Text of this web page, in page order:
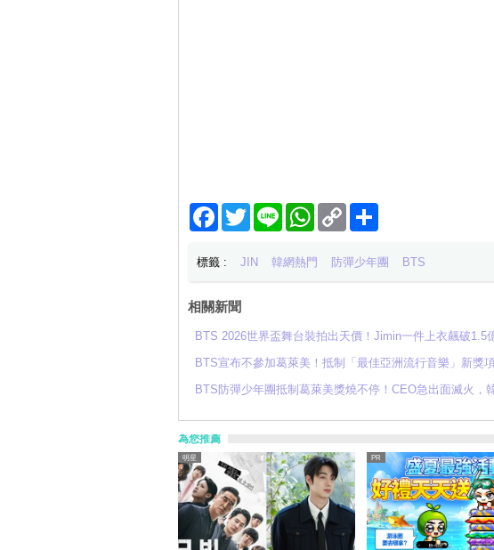
Facebook
TwitterLine WhatsApp
Copy
Link
分
標籤 : JIN 韓網熱門 防彈少年團 BTS
相關新聞
BTS 2026世界盃舞台裝拍出天價！Jimin一件上衣飆破1.5
BTS宣布不參加葛萊美！抵制「最佳亞洲流行音樂」新
BTS防彈少年團抵制葛萊美獎燒不停！CEO急出面滅火，
為您推薦
明星